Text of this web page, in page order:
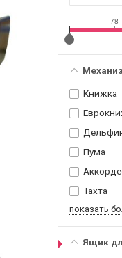
78
Книжка
Пума
Тахта
показать
Ящик